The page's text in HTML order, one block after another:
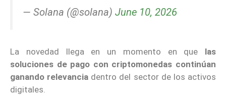
— Solana (@solana) June 10, 2026
La novedad llega en un momento en que las
soluciones de pago con criptomonedas continúan
ganando relevancia dentro del sector de los activos
digitales.